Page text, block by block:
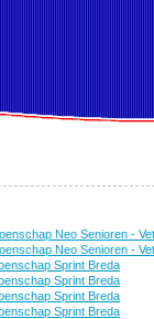
Neo Senioren -
Neo Senioren -
Sprint Breda
Sprint Breda
Sprint Breda
Sprint Breda